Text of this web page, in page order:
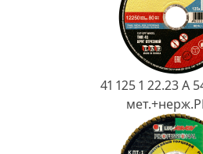
41 125 1 22.23 A